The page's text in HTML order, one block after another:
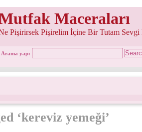
Maceraları
Pişirirsek Pişirelim İçine Bir Tutam Sevgi
Arama yap:
‘kereviz yemeği’